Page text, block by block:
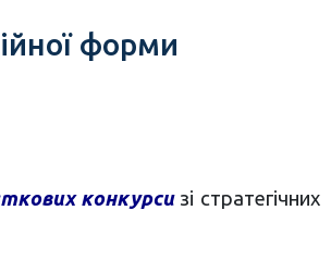
форми
конкурси зі стратегічних